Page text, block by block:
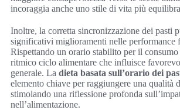
incoraggia anche uno stile di vita più
Inoltre, la corretta sincronizzazione dei pasti
significativi miglioramenti nelle performance
Rispettando un orario stabilito per il
ritmico ciclo alimentare che influisce
generale. La dieta basata sull’orario dei
elemento chiave per raggiungere una qualità
stimolando una riflessione profonda
nell’alimentazione.